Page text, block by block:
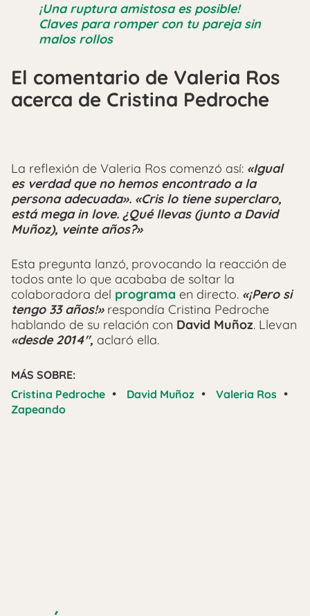
¡Una ruptura amistosa es posible!
Claves para romper con tu pareja sin
malos rollos
El comentario de Valeria Ros
acerca de Cristina Pedroche
La reflexión de Valeria Ros comenzó así: «Igual
es verdad que no hemos encontrado a la
persona adecuada». «Cris lo tiene superclaro,
está mega in love. ¿Qué llevas (junto a David
Muñoz), veinte años?»
Esta pregunta lanzó, provocando la reacción de
todos ante lo que acababa de soltar la
colaboradora del programa en directo. «¡Pero si
tengo 33 años!» respondía Cristina Pedroche
hablando de su relación con David Muñoz. Llevan
«desde 2014″, aclaró ella.
MÁS SOBRE:
Cristina Pedroche • David Muñoz • Valeria Ros •
Zapeando